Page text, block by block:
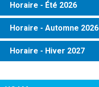
Horaire - Été 2026
Horaire - Automne 2026
Horaire - Hiver 2027